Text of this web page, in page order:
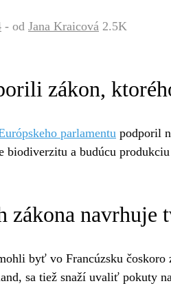
- od Jana Kraicová 2.5K
zákon,
parlamentu podporil
biodiverzitu a budúcu
zákona
byť vo Francúzsku čoskoro
sa tiež snaží uvaliť pokuty